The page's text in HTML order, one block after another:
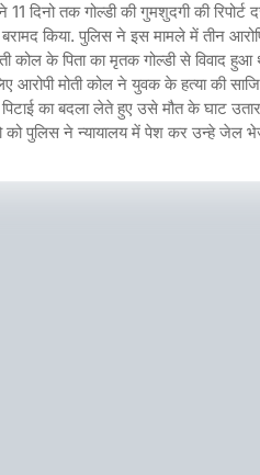
11 दिनो तक गोल्डी की गुमशुदगी की
किया. पुलिस ने इस मामले में तीन
कोल के पिता का मृतक गोल्डी से विवाद
आरोपी मोती कोल ने युवक के हत्या की
का बदला लेते हुए उसे मौत के घाट
पुलिस ने न्यायालय में पेश कर उन्हे जेल